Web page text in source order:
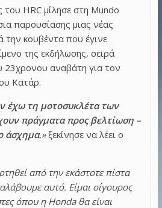
HRC μίλησε στη Mundo
παρουσίασης μιας νέας
κουβέντα που έγινε
της εκδήλωσης, σειρά
23χρονου αναβάτη για τον
Κατάρ.
έχω τη μοτοσυκλέτα των
πράγματα προς βελτίωση –
άσχημα,»ξεκίνησε να λέει ο
από την εκάστοτε πίστα
αυτό. Είμαι σίγουρος
όπου η Honda θα είναι